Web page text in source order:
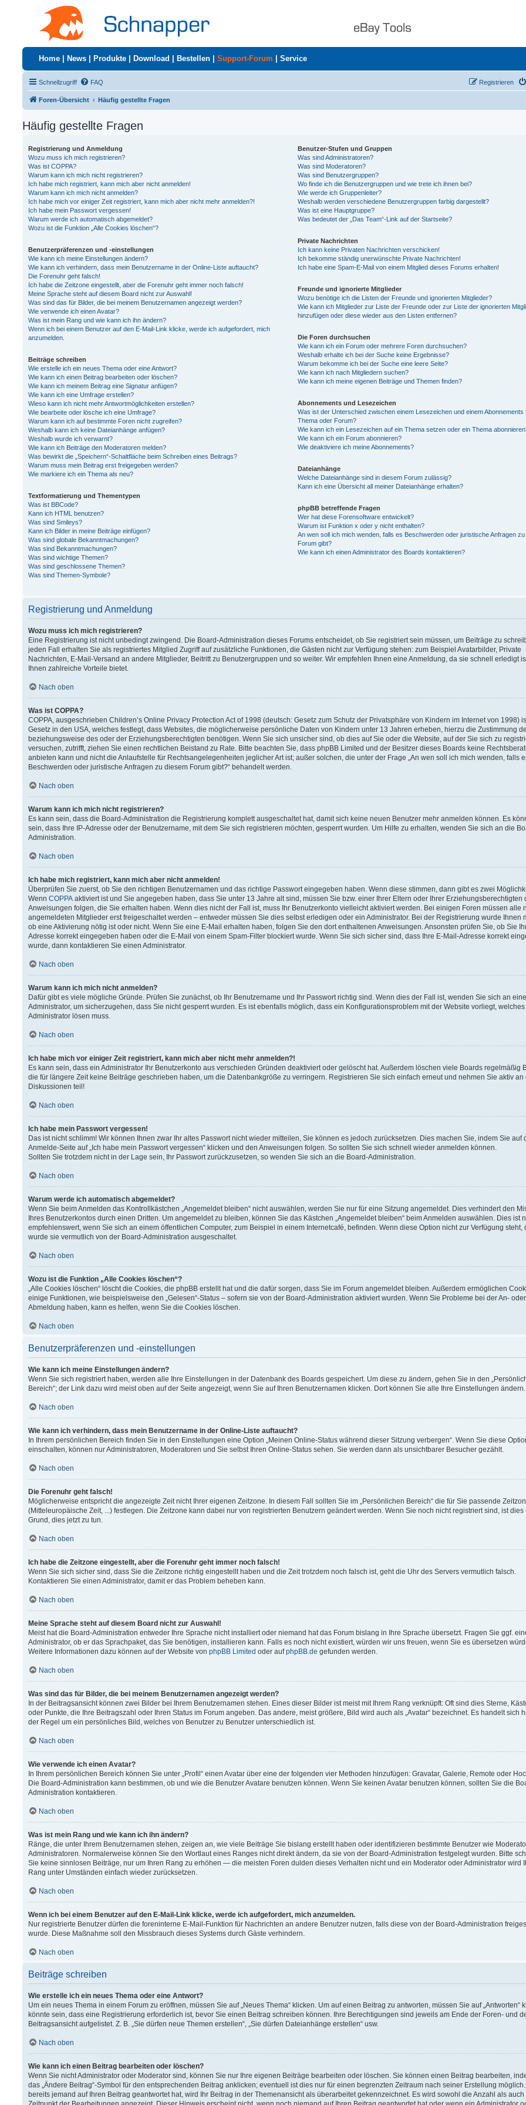
Home News Produkte Download Bestellen Support-Forum Service
Schnellzugriff FAQ Registrieren
Foren-Übersicht Häufig gestellte Fragen
Häufig gestellte Fragen
Registrierung und Anmeldung
Wozu muss ich mich registrieren?
Was ist COPPA?
Warum kann ich mich nicht registrieren?
Ich habe mich registriert, kann mich aber nicht anmelden!
Warum kann ich mich nicht anmelden?
Ich habe mich vor einiger Zeit registriert, kann mich aber nicht mehr anmelden?!
Ich habe mein Passwort vergessen!
Warum werde ich automatisch abgemeldet?
Wozu ist die Funktion „Alle Cookies löschen“?
Benutzerpräferenzen und -einstellungen
Wie kann ich meine Einstellungen ändern?
Wie kann ich verhindern, dass mein Benutzername in der Online-Liste auftaucht?
Die Forenuhr geht falsch!
Ich habe die Zeitzone eingestellt, aber die Forenuhr geht immer noch falsch!
Meine Sprache steht auf diesem Board nicht zur Auswahl!
Was sind das für Bilder, die bei meinem Benutzernamen angezeigt werden?
Wie verwende ich einen Avatar?
Was ist mein Rang und wie kann ich ihn ändern?
Wenn ich bei einem Benutzer auf den E-Mail-Link klicke, werde ich aufgefordert, mich
anzumelden.
Beiträge schreiben
Wie erstelle ich ein neues Thema oder eine Antwort?
Wie kann ich einen Beitrag bearbeiten oder löschen?
Wie kann ich meinem Beitrag eine Signatur anfügen?
Wie kann ich eine Umfrage erstellen?
Wieso kann ich nicht mehr Antwortmöglichkeiten erstellen?
Wie bearbeite oder lösche ich eine Umfrage?
Warum kann ich auf bestimmte Foren nicht zugreifen?
Weshalb kann ich keine Dateianhänge anfügen?
Weshalb wurde ich verwarnt?
Wie kann ich Beiträge den Moderatoren melden?
Was bewirkt die „Speichern“-Schaltfläche beim Schreiben eines Beitrags?
Warum muss mein Beitrag erst freigegeben werden?
Wie markiere ich ein Thema als neu?
Textformatierung und Thementypen
Was ist BBCode?
Kann ich HTML benutzen?
Was sind Smileys?
Kann ich Bilder in meine Beiträge einfügen?
Was sind globale Bekanntmachungen?
Was sind Bekanntmachungen?
Was sind wichtige Themen?
Was sind geschlossene Themen?
Was sind Themen-Symbole?
Benutzer-Stufen und Gruppen
Was sind Administratoren?
Was sind Moderatoren?
Was sind Benutzergruppen?
Wo finde ich die Benutzergruppen und wie trete ich ihnen bei?
Wie werde ich Gruppenleiter?
Weshalb werden verschiedene Benutzergruppen farbig dargestellt?
Was ist eine Hauptgruppe?
Was bedeutet der „Das Team“-Link auf der Startseite?
Private Nachrichten
Ich kann keine Privaten Nachrichten verschicken!
Ich bekomme ständig unerwünschte Private Nachrichten!
Ich habe eine Spam-E-Mail von einem Mitglied dieses Forums erhalten!
Freunde und ignorierte Mitglieder
Wozu benötige ich die Listen der Freunde und ignorierten Mitglieder?
Wie kann ich Mitglieder zur Liste der Freunde oder zur Liste der ignorierten
hinzufügen oder diese wieder aus den Listen entfernen?
Die Foren durchsuchen
Wie kann ich ein Forum oder mehrere Foren durchsuchen?
Weshalb erhalte ich bei der Suche keine Ergebnisse?
Warum bekomme ich bei der Suche eine leere Seite?
Wie kann ich nach Mitgliedern suchen?
Wie kann ich meine eigenen Beiträge und Themen finden?
Abonnements und Lesezeichen
Was ist der Unterschied zwischen einem Lesezeichen und einem Abonnements
Thema oder Forum?
Wie kann ich ein Lesezeichen auf ein Thema setzen oder ein Thema
Wie kann ich ein Forum abonnieren?
Wie deaktiviere ich meine Abonnements?
Dateianhänge
Welche Dateianhänge sind in diesem Forum zulässig?
Kann ich eine Übersicht all meiner Dateianhänge erhalten?
phpBB betreffende Fragen
Wer hat diese Forensoftware entwickelt?
Warum ist Funktion x oder y nicht enthalten?
An wen soll ich mich wenden, falls es Beschwerden oder juristische Anfragen
Forum gibt?
Wie kann ich einen Administrator des Boards kontaktieren?
Registrierung und Anmeldung
Wozu muss ich mich registrieren?
Eine Registrierung ist nicht unbedingt zwingend. Die Board-Administration dieses Forums entscheidet, ob Sie registriert sein müssen, um Beiträge zu
jeden Fall erhalten Sie als registriertes Mitglied Zugriff auf zusätzliche Funktionen, die Gästen nicht zur Verfügung stehen: zum Beispiel Avatarbilder, Private
Nachrichten, E-Mail-Versand an andere Mitglieder, Beitritt zu Benutzergruppen und so weiter. Wir empfehlen Ihnen eine Anmeldung, da sie schnell erledigt
Ihnen zahlreiche Vorteile bietet.
Nach oben
Was ist COPPA?
COPPA, ausgeschrieben Children’s Online Privacy Protection Act of 1998 (deutsch: Gesetz zum Schutz der Privatsphäre von Kindern im Internet von 1998)
Gesetz in den USA, welches festlegt, dass Websites, die möglicherweise persönliche Daten von Kindern unter 13 Jahren erheben, hierzu die Zustimmung
beziehungsweise des oder der Erziehungsberechtigten benötigen. Wenn Sie sich unsicher sind, ob dies auf Sie oder die Website, auf der Sie sich zu
versuchen, zutrifft, ziehen Sie einen rechtlichen Beistand zu Rate. Bitte beachten Sie, dass phpBB Limited und der Besitzer dieses Boards keine
anbieten kann und nicht die Anlaufstelle für Rechtsangelegenheiten jeglicher Art ist; außer solchen, die unter der Frage „An wen soll ich mich wenden, falls
Beschwerden oder juristische Anfragen zu diesem Forum gibt?“ behandelt werden.
Nach oben
Warum kann ich mich nicht registrieren?
Es kann sein, dass die Board-Administration die Registrierung komplett ausgeschaltet hat, damit sich keine neuen Benutzer mehr anmelden können. Es
sein, dass Ihre IP-Adresse oder der Benutzername, mit dem Sie sich registrieren möchten, gesperrt wurden. Um Hilfe zu erhalten, wenden Sie sich an die
Administration.
Nach oben
Ich habe mich registriert, kann mich aber nicht anmelden!
Überprüfen Sie zuerst, ob Sie den richtigen Benutzernamen und das richtige Passwort eingegeben haben. Wenn diese stimmen, dann gibt es zwei
Wenn COPPA aktiviert ist und Sie angegeben haben, dass Sie unter 13 Jahre alt sind, müssen Sie bzw. einer Ihrer Eltern oder Ihrer Erziehungsberechtigten
Anweisungen folgen, die Sie erhalten haben. Wenn dies nicht der Fall ist, muss Ihr Benutzerkonto vielleicht aktiviert werden. Bei einigen Foren müssen alle
angemeldeten Mitglieder erst freigeschaltet werden – entweder müssen Sie dies selbst erledigen oder ein Administrator. Bei der Registrierung wurde Ihnen
ob eine Aktivierung nötig ist oder nicht. Wenn Sie eine E-Mail erhalten haben, folgen Sie den dort enthaltenen Anweisungen. Ansonsten prüfen Sie, ob Sie
Adresse korrekt eingegeben haben oder die E-Mail von einem Spam-Filter blockiert wurde. Wenn Sie sich sicher sind, dass Ihre E-Mail-Adresse korrekt
wurde, dann kontaktieren Sie einen Administrator.
Nach oben
Warum kann ich mich nicht anmelden?
Dafür gibt es viele mögliche Gründe. Prüfen Sie zunächst, ob Ihr Benutzername und Ihr Passwort richtig sind. Wenn dies der Fall ist, wenden Sie sich an
Administrator, um sicherzugehen, dass Sie nicht gesperrt wurden. Es ist ebenfalls möglich, dass ein Konfigurationsproblem mit der Website vorliegt, welches
Administrator lösen muss.
Nach oben
Ich habe mich vor einiger Zeit registriert, kann mich aber nicht mehr anmelden?!
Es kann sein, dass ein Administrator Ihr Benutzerkonto aus verschieden Gründen deaktiviert oder gelöscht hat. Außerdem löschen viele Boards regelmäßig
die für längere Zeit keine Beiträge geschrieben haben, um die Datenbankgröße zu verringern. Registrieren Sie sich einfach erneut und nehmen Sie aktiv an
Diskussionen teil!
Nach oben
Ich habe mein Passwort vergessen!
Das ist nicht schlimm! Wir können Ihnen zwar Ihr altes Passwort nicht wieder mitteilen, Sie können es jedoch zurücksetzen. Dies machen Sie, indem Sie auf
Anmelde-Seite auf „Ich habe mein Passwort vergessen“ klicken und den Anweisungen folgen. So sollten Sie sich schnell wieder anmelden können.
Sollten Sie trotzdem nicht in der Lage sein, Ihr Passwort zurückzusetzen, so wenden Sie sich an die Board-Administration.
Nach oben
Warum werde ich automatisch abgemeldet?
Wenn Sie beim Anmelden das Kontrollkästchen „Angemeldet bleiben“ nicht auswählen, werden Sie nur für eine Sitzung angemeldet. Dies verhindert den
Ihres Benutzerkontos durch einen Dritten. Um angemeldet zu bleiben, können Sie das Kästchen „Angemeldet bleiben“ beim Anmelden auswählen. Dies ist
empfehlenswert, wenn Sie sich an einem öffentlichen Computer, zum Beispiel in einem Internetcafé, befinden. Wenn diese Option nicht zur Verfügung steht,
wurde sie vermutlich von der Board-Administration ausgeschaltet.
Nach oben
Wozu ist die Funktion „Alle Cookies löschen“?
„Alle Cookies löschen“ löscht die Cookies, die phpBB erstellt hat und die dafür sorgen, dass Sie im Forum angemeldet bleiben. Außerdem ermöglichen
einige Funktionen, wie beispielsweise den „Gelesen“-Status – sofern sie von der Board-Administration aktiviert wurden. Wenn Sie Probleme bei der An- oder
Abmeldung haben, kann es helfen, wenn Sie die Cookies löschen.
Nach oben
Benutzerpräferenzen und -einstellungen
Wie kann ich meine Einstellungen ändern?
Wenn Sie sich registriert haben, werden alle Ihre Einstellungen in der Datenbank des Boards gespeichert. Um diese zu ändern, gehen Sie in den
Bereich“; der Link dazu wird meist oben auf der Seite angezeigt, wenn Sie auf Ihren Benutzernamen klicken. Dort können Sie alle Ihre Einstellungen ändern.
Nach oben
Wie kann ich verhindern, dass mein Benutzername in der Online-Liste auftaucht?
In Ihrem persönlichen Bereich finden Sie in den Einstellungen eine Option „Meinen Online-Status während dieser Sitzung verbergen“. Wenn Sie diese
einschalten, können nur Administratoren, Moderatoren und Sie selbst Ihren Online-Status sehen. Sie werden dann als unsichtbarer Besucher gezählt.
Nach oben
Die Forenuhr geht falsch!
Möglicherweise entspricht die angezeigte Zeit nicht Ihrer eigenen Zeitzone. In diesem Fall sollten Sie im „Persönlichen Bereich“ die für Sie passende
(Mitteleuropäische Zeit, ...) festlegen. Die Zeitzone kann dabei nur von registrierten Benutzern geändert werden. Wenn Sie noch nicht registriert sind, ist dies
Grund, dies jetzt zu tun.
Nach oben
Ich habe die Zeitzone eingestellt, aber die Forenuhr geht immer noch falsch!
Wenn Sie sich sicher sind, dass Sie die Zeitzone richtig eingestellt haben und die Zeit trotzdem noch falsch ist, geht die Uhr des Servers vermutlich falsch.
Kontaktieren Sie einen Administrator, damit er das Problem beheben kann.
Nach oben
Meine Sprache steht auf diesem Board nicht zur Auswahl!
Meist hat die Board-Administration entweder Ihre Sprache nicht installiert oder niemand hat das Forum bislang in Ihre Sprache übersetzt. Fragen Sie ggf.
Administrator, ob er das Sprachpaket, das Sie benötigen, installieren kann. Falls es noch nicht existiert, würden wir uns freuen, wenn Sie es übersetzen
Weitere Informationen dazu können auf der Website von phpBB Limited oder aufphpBB.de gefunden werden.
Nach oben
Was sind das für Bilder, die bei meinem Benutzernamen angezeigt werden?
In der Beitragsansicht können zwei Bilder bei Ihrem Benutzernamen stehen. Eines dieser Bilder ist meist mit Ihrem Rang verknüpft: Oft sind dies Sterne,
oder Punkte, die Ihre Beitragszahl oder Ihren Status im Forum angeben. Das andere, meist größere, Bild wird auch als „Avatar“ bezeichnet. Es handelt sich
der Regel um ein persönliches Bild, welches von Benutzer zu Benutzer unterschiedlich ist.
Nach oben
Wie verwende ich einen Avatar?
In Ihrem persönlichen Bereich können Sie unter „Profil“ einen Avatar über eine der folgenden vier Methoden hinzufügen: Gravatar, Galerie, Remote oder
Die Board-Administration kann bestimmen, ob und wie die Benutzer Avatare benutzen können. Wenn Sie keinen Avatar benutzen können, sollten Sie die
Administration kontaktieren.
Nach oben
Was ist mein Rang und wie kann ich ihn ändern?
Ränge, die unter Ihrem Benutzernamen stehen, zeigen an, wie viele Beiträge Sie bislang erstellt haben oder identifizieren bestimmte Benutzer wie
Administratoren. Normalerweise können Sie den Wortlaut eines Ranges nicht direkt ändern, da sie von der Board-Administration festgelegt wurden. Bitte
Sie keine sinnlosen Beiträge, nur um Ihren Rang zu erhöhen — die meisten Foren dulden dieses Verhalten nicht und ein Moderator oder Administrator wird
Rang unter Umständen einfach wieder zurücksetzen.
Nach oben
Wenn ich bei einem Benutzer auf den E-Mail-Link klicke, werde ich aufgefordert, mich anzumelden.
Nur registrierte Benutzer dürfen die foreninterne E-Mail-Funktion für Nachrichten an andere Benutzer nutzen, falls diese von der Board-Administration
wurde. Diese Maßnahme soll den Missbrauch dieses Systems durch Gäste verhindern.
Nach oben
Beiträge schreiben
Wie erstelle ich ein neues Thema oder eine Antwort?
Um ein neues Thema in einem Forum zu eröffnen, müssen Sie auf „Neues Thema“ klicken. Um auf einen Beitrag zu antworten, müssen Sie auf „Antworten“
könnte sein, dass eine Registrierung erforderlich ist, bevor Sie einen Beitrag schreiben können. Ihre Berechtigungen sind jeweils am Ende der Foren- und
Beitragsansicht aufgelistet. Z. B. „Sie dürfen neue Themen erstellen“, „Sie dürfen Dateianhänge erstellen“ usw.
Nach oben
Wie kann ich einen Beitrag bearbeiten oder löschen?
Wenn Sie nicht Administrator oder Moderator sind, können Sie nur Ihre eigenen Beiträge bearbeiten oder löschen. Sie können einen Beitrag bearbeiten,
das „Ändere Beitrag“-Symbol für den entsprechenden Beitrag anklicken; eventuell ist dies nur für einen begrenzten Zeitraum nach seiner Erstellung
bereits jemand auf Ihren Beitrag geantwortet hat, wird Ihr Beitrag in der Themenansicht als überarbeitet gekennzeichnet. Es wird sowohl die Anzahl als auch